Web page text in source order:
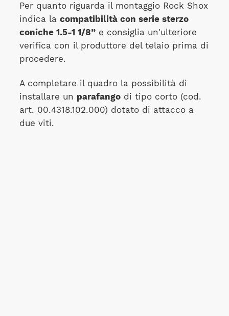
Per quanto riguarda il montaggio Rock Shox
indica la compatibilità con serie sterzo
coniche 1.5-1 1/8”e consiglia un'ulteriore
verifica con il produttore del telaio prima di
procedere.
A completare il quadro la possibilità di
installare un parafangodi tipo corto (cod.
art. 00.4318.102.000) dotato di attacco a
due viti.